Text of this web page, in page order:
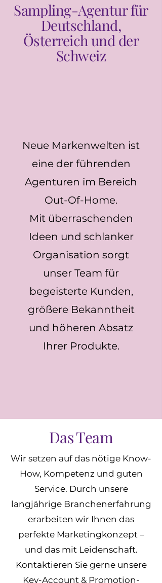
Sampling-Agentur für
Deutschland,
Österreich und der
Schweiz
Neue Markenwelten ist
eine der führenden
Agenturen im Bereich
Out-Of-Home.
Mit überraschenden
Ideen und schlanker
Organisation sorgt
unser Team für
begeisterte Kunden,
größere Bekanntheit
und höheren Absatz
Ihrer Produkte.
Das Team
Wir setzen auf das nötige Know-
How, Kompetenz und guten
Service. Durch unsere
langjährige Branchenerfahrung
erarbeiten wir Ihnen das
perfekte Marketingkonzept –
und das mit Leidenschaft.
Kontaktieren Sie gerne unsere
Key-Account & Promotion-